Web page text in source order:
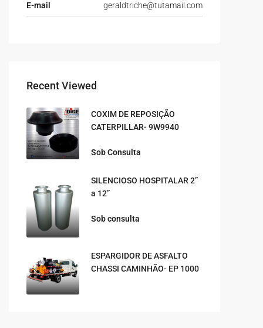
E-mail geraldtriche@tutamail.com
Recent Viewed
COXIM DE REPOSIÇÃO
CATERPILLAR- 9W9940
Sob Consulta
SILENCIOSO HOSPITALAR 2”
a 12”
Sob consulta
ESPARGIDOR DE ASFALTO
CHASSI CAMINHÃO- EP 1000